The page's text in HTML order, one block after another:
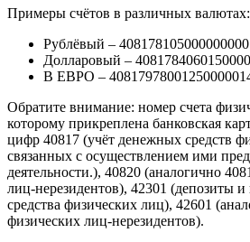
Примеры счётов в различных валютах:
Рублёвый –
Долларовый –
В ЕВРО –
Обратите внимание: номер счета
которому прикреплена банковская
цифр 40817 (учёт денежных средств
связанных с осуществлением ими
деятельности.), 40820 (аналогично
лиц-нерезидентов), 42301 (депозиты
средства физических лиц), 42601
физических лиц-нерезидентов).